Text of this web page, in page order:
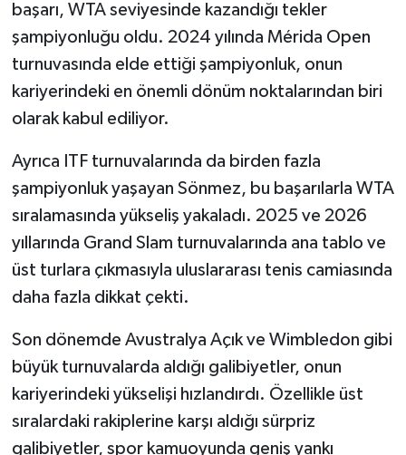
başarı, WTA seviyesinde kazandığı tekler
şampiyonluğu oldu. 2024 yılında Mérida Open
turnuvasında elde ettiği şampiyonluk, onun
kariyerindeki en önemli dönüm noktalarından biri
olarak kabul ediliyor.
Ayrıca ITF turnuvalarında da birden fazla
şampiyonluk yaşayan Sönmez, bu başarılarla WTA
sıralamasında yükseliş yakaladı. 2025 ve 2026
yıllarında Grand Slam turnuvalarında ana tablo ve
üst turlara çıkmasıyla uluslararası tenis camiasında
daha fazla dikkat çekti.
Son dönemde Avustralya Açık ve Wimbledon gibi
büyük turnuvalarda aldığı galibiyetler, onun
kariyerindeki yükselişi hızlandırdı. Özellikle üst
sıralardaki rakiplerine karşı aldığı sürpriz
galibiyetler, spor kamuoyunda geniş yankı